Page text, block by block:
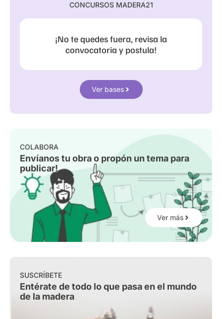
CONCURSOS MADERA21
¡No te quedes fuera, revisa la
convocatoria y postula!
Ver bases
COLABORA
Envíanos tu obra o propón un tema para
publicar!
Ver más
SUSCRÍBETE
Entérate de todo lo que pasa en el mundo
de la madera